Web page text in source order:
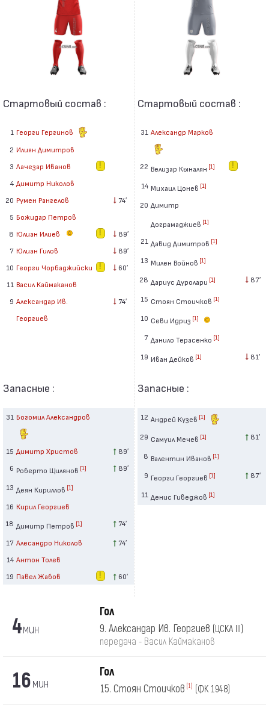
Стартовый состав :
1 Георги Гергинов
2 Илиян Димитров
3 Лачезар Иванов
4 Димитр Николов
20 Румен Рангелов
74′
5 Божидар Петров
8 Юлиан Илиев 89′
7 Юлиан Гилов
89′
10 Георги Чорбаджийски
60′
11 Васил Каймаканов
9 Александар Ив.
Георгиев
74′
Запасные :
31 Богомил Александров
15 Димитр Христов
89′
6 Роберто Щилянов [1] 89′
13 Деян Кириллов [1]
16 Кирил Георгиев
18 Димитр Петров [1] 74′
17 Алесандро Николов
74′
14 Антон Толев
19 Павел Жабов 60′
Стартовый состав :
31 Александр Марков
22 Велизар Кыналян [1]
14 Михаил Цонев [1]
20 Димитр
Дограмаджиев [1]
21 Давид Димитров [1]
13 Милен Войнов [1]
28 Дариус Дуролари [1] 87′
15 Стоян Стоичков [1]
10 Севи Идриз [1]
7 Данило Терасенко [1]
19 Иван Дейков [1] 81′
Запасные :
12 Андрей Кузев [1]
29 Самуил Мечев [1] 81′
8 Валентин Иванов [1]
9 Георги Георгиев [1] 87′
11 Денис Гиведжов [1]
4мин
Гол
9. Александар Ив. Георгиев (ЦСКА III)
передача - Васил Каймаканов
16мин
Гол
15. Стоян Стоичков [1] (ФК 1948)